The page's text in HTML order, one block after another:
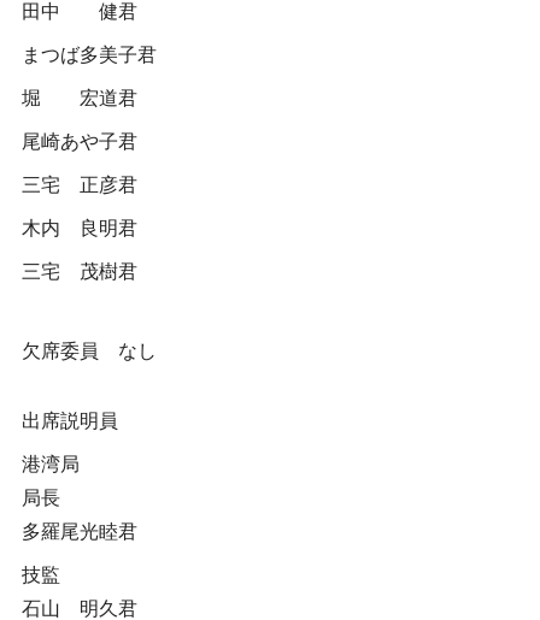
田中 健君
まつば多美子君
堀 宏道君
尾崎あや子君
三宅 正彦君
木内 良明君
三宅 茂樹君
欠席委員 なし
出席説明員
港湾局
局長
多羅尾光睦君
技監
石山 明久君